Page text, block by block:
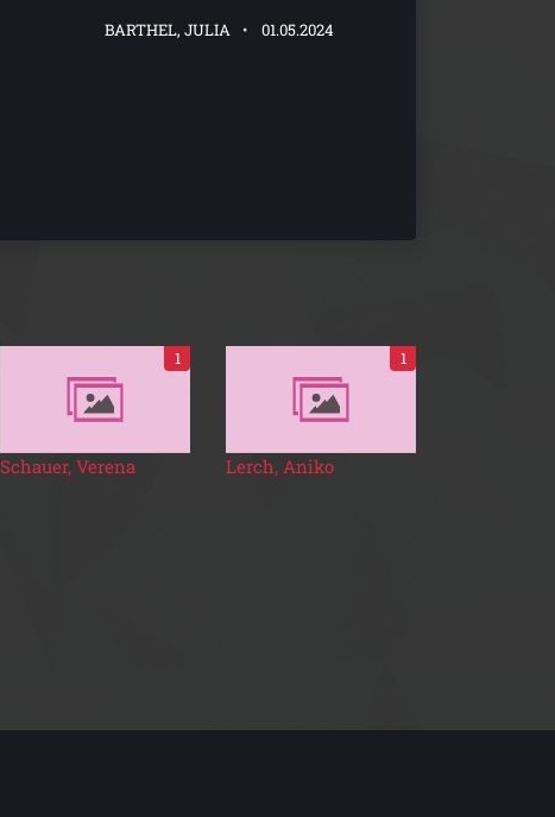
BARTHEL, JULIA 01.05.2024
1
Schauer, Verena
1
Lerch, Aniko